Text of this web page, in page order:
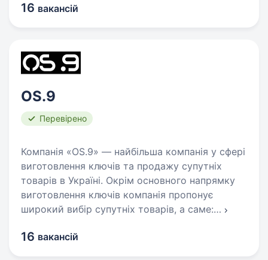
16 вакансій
OS.9
Перевірено
Компанія «OS.9» — найбільша компанія у сфері
виготовлення ключів та продажу супутніх
товарів в Україні. Окрім основного напрямку
виготовлення ключів компанія пропонує
широкий вибір супутніх товарів, а саме:…
16 вакансій